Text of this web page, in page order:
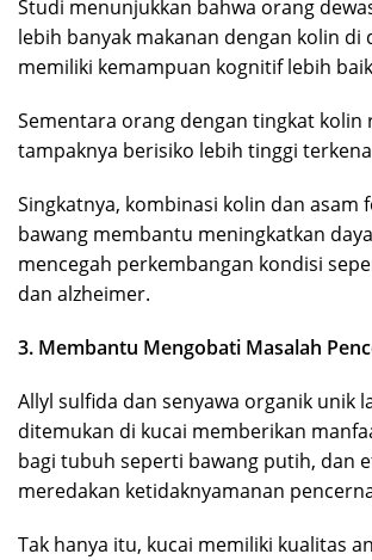
Studi menunjukkan bahwa orang
lebih banyak makanan dengan kolin di
memiliki kemampuan kognitif lebih
Sementara orang dengan tingkat kolin
tampaknya berisiko lebih tinggi
Singkatnya, kombinasi kolin dan asam
bawang membantu meningkatkan
mencegah perkembangan kondisi
dan alzheimer.
3. Membantu Mengobati Masalah
Allyl sulfida dan senyawa organik unik
ditemukan di kucai memberikan
bagi tubuh seperti bawang putih, dan
meredakan ketidaknyamanan
Tak hanya itu, kucai memiliki kualitas